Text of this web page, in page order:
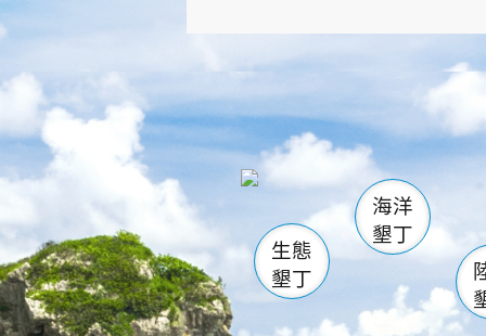
龜山 海生館
恆春
龍鑾潭自
瓊麻館
關山
白砂
生態
墾丁
海洋
墾丁